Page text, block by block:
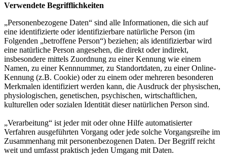
Verwendete Begrifflichkeiten
„Personenbezogene Daten“ sind alle Informationen, die sich auf
eine identifizierte oder identifizierbare natürliche Person (im
Folgenden „betroffene Person“) beziehen; als identifizierbar wird
eine natürliche Person angesehen, die direkt oder indirekt,
insbesondere mittels Zuordnung zu einer Kennung wie einem
Namen, zu einer Kennnummer, zu Standortdaten, zu einer Online-
Kennung (z.B. Cookie) oder zu einem oder mehreren besonderen
Merkmalen identifiziert werden kann, die Ausdruck der physischen,
physiologischen, genetischen, psychischen, wirtschaftlichen,
kulturellen oder sozialen Identität dieser natürlichen Person sind.
„Verarbeitung“ ist jeder mit oder ohne Hilfe automatisierter
Verfahren ausgeführten Vorgang oder jede solche Vorgangsreihe im
Zusammenhang mit personenbezogenen Daten. Der Begriff reicht
weit und umfasst praktisch jeden Umgang mit Daten.